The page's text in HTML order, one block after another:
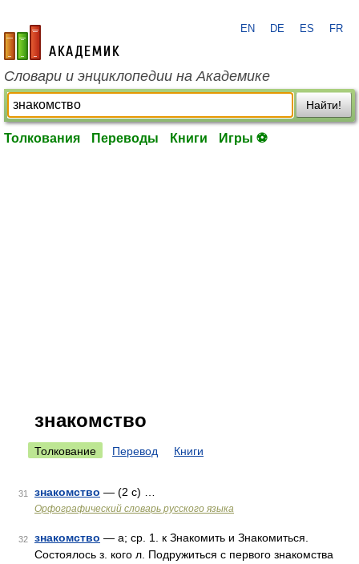
academic.ru
EN DE ES FR
Словари и энциклопедии на Академике
Найти!
Толкования Переводы Книги Игры ⚽
знакомство
Толкование Перевод Книги
31 знакомство — (2 с) …
Орфографический словарь русского языка
32 знакомство — а; ср. 1. к Знакомить и Знакомиться.
Состоялось з. кого л. Подружиться с первого знакомства